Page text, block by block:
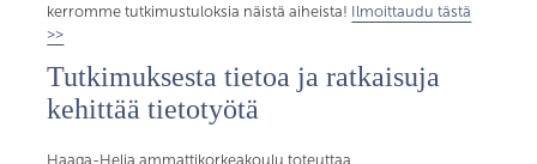
kerromme tutkimustuloksia näistä aiheista! Ilmoittaudu tästä
>>
Tutkimuksesta tietoa ja ratkaisuja
kehittää tietotyötä
Haaga-Helia ammattikorkeakoulu toteuttaa